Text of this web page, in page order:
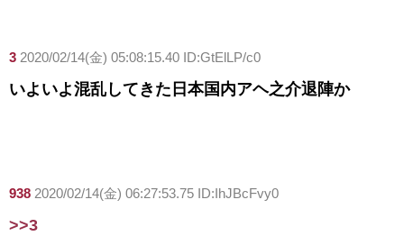
3 2020/02/14(金) 05:08:15.40 ID:GtElLP/c0
いよいよ混乱してきた日本国内アヘ之介退陣か
938 2020/02/14(金) 06:27:53.75 ID:IhJBcFvy0
>>3